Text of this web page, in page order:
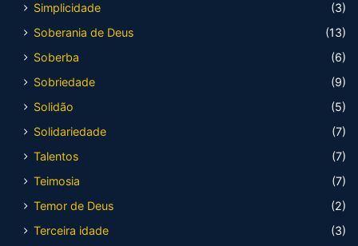
Simplicidade
(3)
Soberania de Deus
(13)
Soberba
(6)
Sobriedade
(9)
Solidão
(5)
Solidariedade
(7)
Talentos
(7)
Teimosia
(7)
Temor de Deus
(2)
Terceira idade
(3)